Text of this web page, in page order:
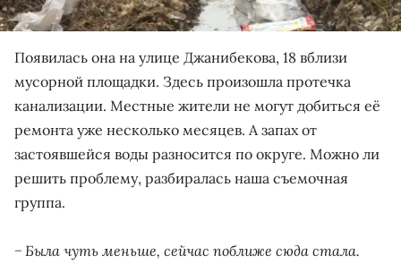
Появилась она на улице Джанибекова, 18 вблизи
мусорной площадки. Здесь произошла протечка
канализации. Местные жители не могут добиться её
ремонта уже несколько месяцев. А запах от
застоявшейся воды разносится по округе. Можно ли
решить проблему, разбиралась наша съемочная
группа.
− Была чуть меньше, сейчас поближе сюда стала.